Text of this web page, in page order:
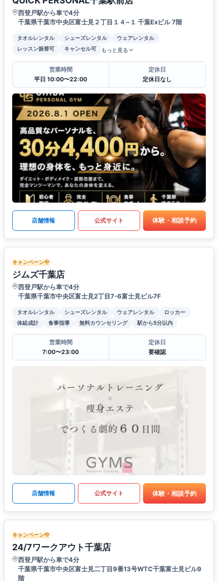
西登戸駅から車で4分
千葉県千葉市中央区富士見２丁目１４−１ 千葉Exビル 7階
タオルレンタル シューズレンタル
ウェアレンタル
レッスン振替可
キャンセル可 もっと見る
営業時間
平日 10:00〜22:00
定休日
定休日なし
店舗情報 公式サイト 体験・相談予約
キャンペーン中
ジムズ千葉店
西登戸駅から車で4分
千葉県千葉市中央区富士見2丁目7-6​富士見ビル7F
タオルレンタル シューズレンタル ウェアレンタル
ロッカー
体組成計
食事指導 無料カウンセリング 駅から5分以内
営業時間
7:00〜23:00
定休日
要確認
店舗情報 公式サイト 体験・相談予約
キャンペーン中
24/7ワークアウト千葉店
西登戸駅から車で4分
千葉県千葉市中央区富士見二丁目9番13号WTC千葉富士見ビル9
階